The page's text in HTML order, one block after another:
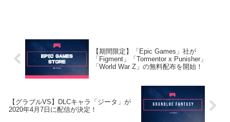
【期間限定】「Epic Games」社が
「Figment」「Tormentor x Punisher」
「World War Z」の無料配布を開始！
【グラブルVS】DLCキャラ「ジータ」が
2020年4月7日に配信が決定！